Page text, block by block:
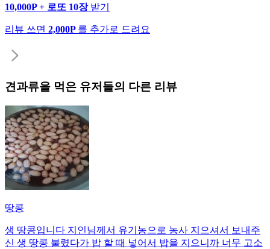
10,000P + 로또 10장 받기
리뷰 쓰면 2,000P 를 추가로 드려요
견과류을 먹은 유저들의 다른 리뷰
땅콩
생 땅콩입니다 지인님께서 유기농으로 농사 지으셔서 보내주
신 생 땅콩 불렸다가 밥 할 때 넣어서 밥을 지으니까 너무 고소